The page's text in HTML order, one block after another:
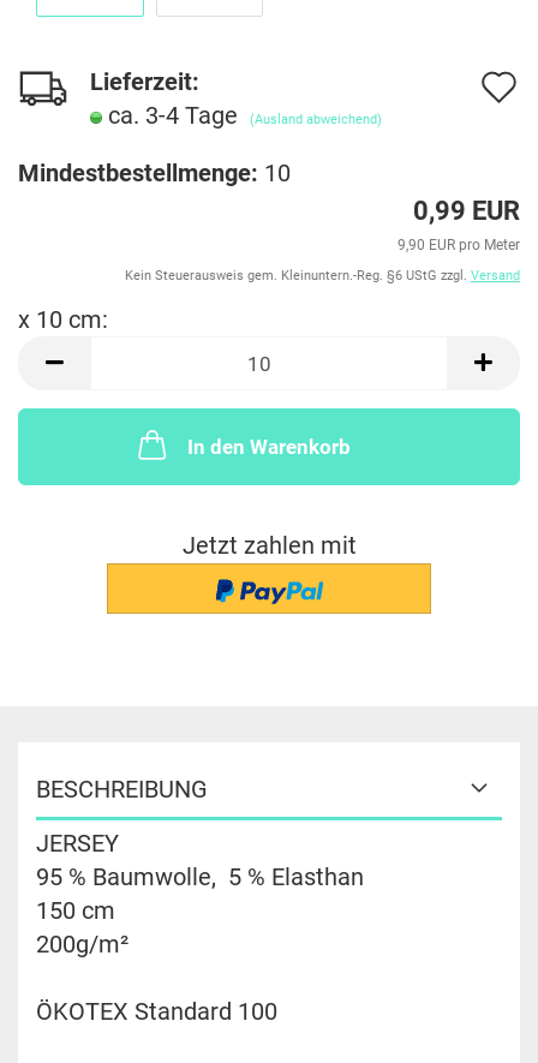
Lieferzeit:
ca. 3-4 Tage
(Ausland abweichend)
Mindestbestellmenge: 10
0,99 EUR
9,90 EUR pro Meter
Kein Steuerausweis gem. Kleinuntern.-Reg. §6 UStG zzgl. Versand
x 10 cm:
cm
In den Warenkorb
Jetzt zahlen mit
BESCHREIBUNG
JERSEY
95 % Baumwolle, 5 % Elasthan
150 cm
200g/m²
ÖKOTEX Standard 100